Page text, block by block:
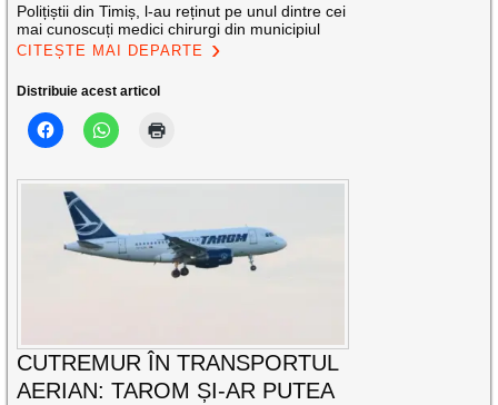
Polițiștii din Timiș, l-au reținut pe unul dintre cei
mai cunoscuți medici chirurgi din municipiul
CITEȘTE MAI DEPARTE
Distribuie acest articol
CUTREMUR ÎN TRANSPORTUL
AERIAN: TAROM ȘI-AR PUTEA